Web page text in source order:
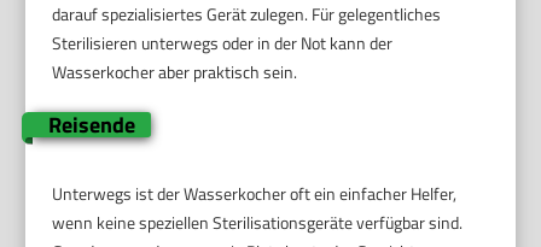
darauf spezialisiertes Gerät zulegen. Für gelegentliches
Sterilisieren unterwegs oder in der Not kann der
Wasserkocher aber praktisch sein.
Reisende
Unterwegs ist der Wasserkocher oft ein einfacher Helfer,
wenn keine speziellen Sterilisationsgeräte verfügbar sind.